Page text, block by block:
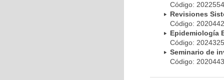
Código:
Revisiones
Código:
Epidemiología
Código:
Seminario de
Código: